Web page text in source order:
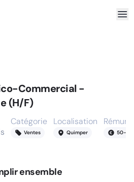
Commercial -
(H/F)
Catégorie
Ventes
Localisation
Quimper 50-
ensemble